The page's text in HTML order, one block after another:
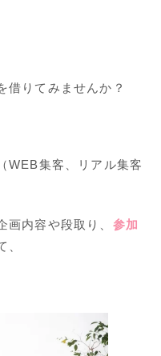
借りてみませんか？
WEB集客、リアル集客
画内容や段取り、 参加
、